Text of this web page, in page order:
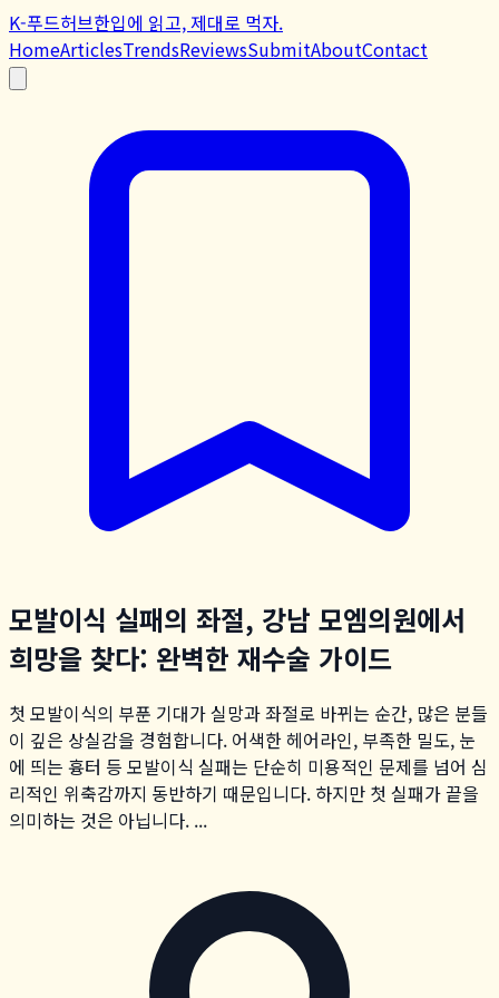
K-푸드허브한입에 읽고, 제대로 먹자.
HomeArticlesTrendsReviewsSubmitAboutContact
모발이식 실패의 좌절, 강남 모엠의원에서
희망을 찾다: 완벽한 재수술 가이드
첫 모발이식의 부푼 기대가 실망과 좌절로 바뀌는 순간, 많은 분들
이 깊은 상실감을 경험합니다. 어색한 헤어라인, 부족한 밀도, 눈
에 띄는 흉터 등 모발이식 실패는 단순히 미용적인 문제를 넘어 심
리적인 위축감까지 동반하기 때문입니다. 하지만 첫 실패가 끝을
의미하는 것은 아닙니다. ...